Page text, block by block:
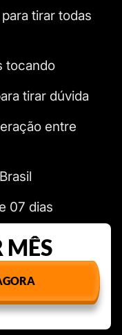
tirar todas
tocando
tirar dúvida
entre
07 dias
MÊS